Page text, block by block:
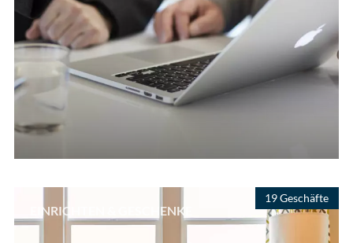
EINRICHTEN & GESCHENKE
19 Geschäfte